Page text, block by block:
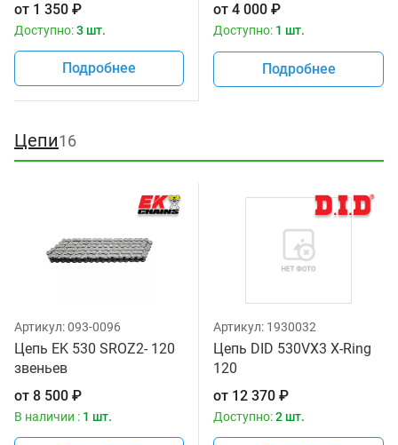
от 1 350 ₽
Доступно:3 шт.
Подробнее
от 4 000 ₽
Доступно: 1 шт.
Подробнее
Цепи16
Артикул:093-0096
Цепь EK 530 SROZ2- 120
звеньев
от 8 500 ₽
В наличии : 1 шт.
Артикул: 1930032
Цепь DID 530VX3 X-Ring
120
от 12 370 ₽
Доступно:2 шт.